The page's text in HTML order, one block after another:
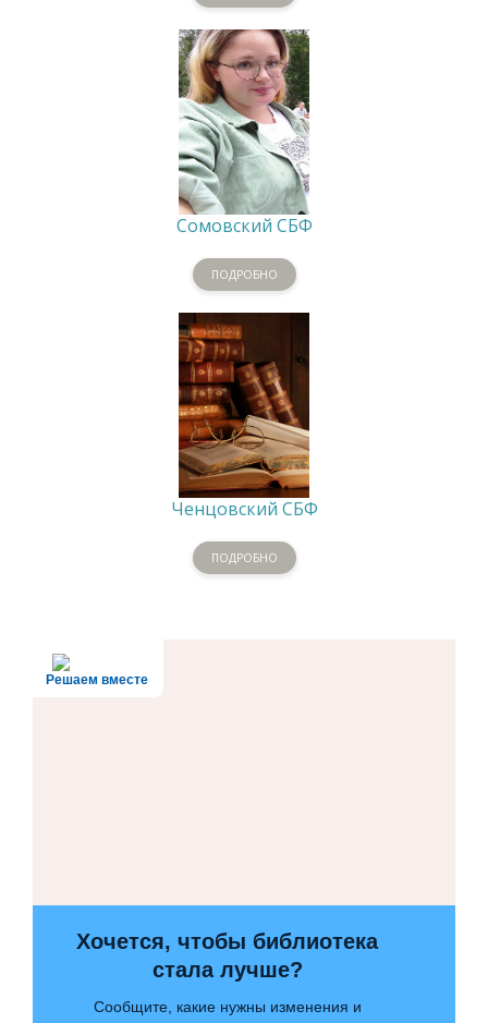
Сомовский СБФ
ПОДРОБНО
Ченцовский СБФ
ПОДРОБНО
Решаем вместе
Хочется, чтобы библиотека
стала лучше?
Сообщите, какие нужны изменения и